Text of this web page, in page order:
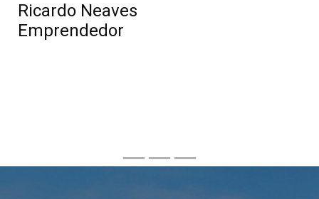
Ricardo Neaves
Emprendedor